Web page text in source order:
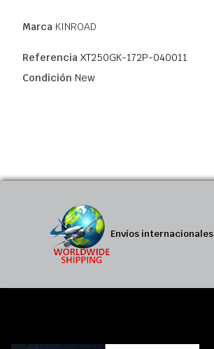
Marca KINROAD
Referencia XT250GK-172P-040011
Condición New
Envíos internacionales